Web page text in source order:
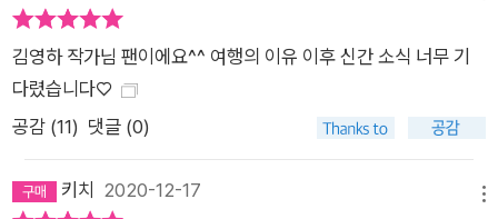
김영하 작가님 팬이에요^^ 여행의 이유 이후 신간 소식 너무 기
다렸습니다♡
공감 (11) 댓글 (0)
키치 2020-12-17